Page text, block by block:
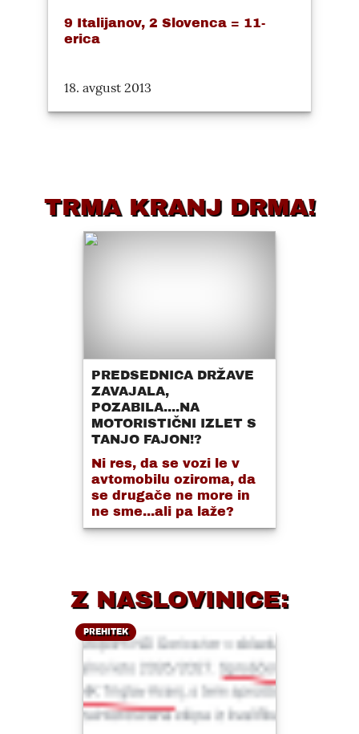
9 Italijanov, 2 Slovenca = 11-
erica
18. avgust 2013
TRMA KRANJ DRMA!
PREDSEDNICA DRŽAVE
ZAVAJALA,
POZABILA....NA
MOTORISTIČNI IZLET S
TANJO FAJON!?
Ni res, da se vozi le v
avtomobilu oziroma, da
se drugače ne more in
ne sme...ali pa laže?
Z NASLOVINICE:
PREHITEK